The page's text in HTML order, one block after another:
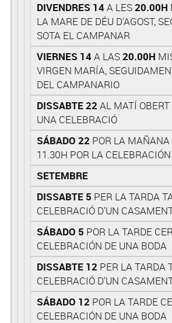
DIVENDRES 14A LES20.00H
LA MARE DE DÉU D'AGOST,
SOTA EL CAMPANAR
VIERNES 14A LAS20.00H
VIRGEN MARÍA,
DEL CAMPANARIO
DISSABTE 22 AL MATÍ
UNA CELEBRACIÓ
SÁBADO 22 POR LA
11.30H POR LA
SETEMBRE
DISSABTE 5 PER LA TARDA
CELEBRACIÓ D'UN
SÁBADO 5 POR LA TARDE
CELEBRACIÓN DE UNA BODA
DISSABTE 12 PER LA TARDA
CELEBRACIÓ D'UN
SÁBADO 12 POR LA TARDE
CELEBRACIÓN DE UNA BODA